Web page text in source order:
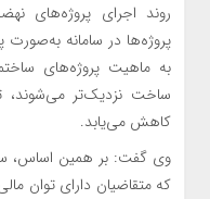
روند اجرای پروژه‌های
پروژه‌ها در سامانه
به ماهیت پروژه‌های
ساخت نزدیک‌تر می‌شوند،
کاهش می‌یابد.
وی گفت: بر همین اساس،
که متقاضیان دارای توان